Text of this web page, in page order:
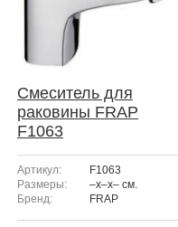
Смеситель для
раковины FRAP
F1063
Артикул:
F1063
Размеры:
–x–x– см.
Бренд:
FRAP